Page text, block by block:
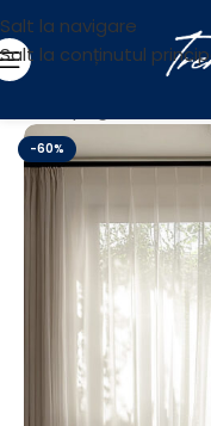
Salt la navigare
Salt la conținutul
-60%